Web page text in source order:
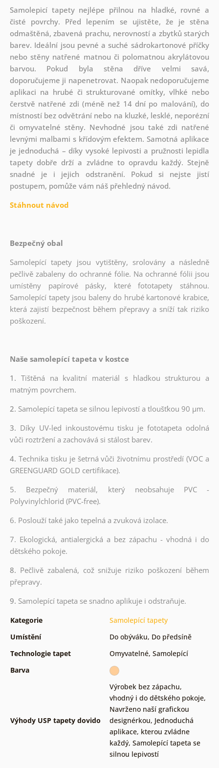
Samolepicí tapety nejlépe přilnou na hladké, rovné a
čisté povrchy. Před lepením se ujistěte, že je stěna
odmaštěná, zbavená prachu, nerovností a zbytků starých
barev. Ideální jsou pevné a suché sádrokartonové příčky
nebo stěny natřené matnou či polomatnou akrylátovou
barvou. Pokud byla stěna dříve velmi savá,
doporučujeme ji napenetrovat. Naopak nedoporučujeme
aplikaci na hrubé či strukturované omítky, vlhké nebo
čerstvě natřené zdi (méně než 14 dní po malování), do
místností bez odvětrání nebo na kluzké, lesklé, neporézní
či omyvatelné stěny. Nevhodné jsou také zdi natřené
levnými malbami s křídovým efektem. Samotná aplikace
je jednoduchá – díky vysoké lepivosti a pružnosti lepidla
tapety dobře drží a zvládne to opravdu každý. Stejně
snadné je i jejich odstranění. Pokud si nejste jistí
postupem, pomůže vám náš přehledný návod.
Stáhnout návod
Bezpečný obal
Samolepící tapety jsou vytištěny, srolovány a následně
pečlivě zabaleny do ochranné fólie. Na ochranné fólii jsou
umístěny papírové pásky, které fototapety stáhnou.
Samolepící tapety jsou baleny do hrubé kartonové krabice,
která zajistí bezpečnost během přepravy a sníží tak riziko
poškození.
Naše samolepící tapeta v kostce
1. Tištěná na kvalitní materiál s hladkou strukturou a
matným povrchem.
2. Samolepící tapeta se silnou lepivostí a tloušťkou 90 µm.
3. Díky UV-led inkoustovému tisku je fototapeta odolná
vůči roztržení a zachovává si stálost barev.
4. Technika tisku je šetrná vůči životnímu prostředí (VOC a
GREENGUARD GOLD certifikace).
5. Bezpečný materiál, který neobsahuje PVC -
Polyvinylchlorid (PVC-free).
6. Poslouží také jako tepelná a zvuková izolace.
7. Ekologická, antialergická a bez zápachu - vhodná i do
dětského pokoje.
8. Pečlivě zabalená, což snižuje riziko poškození během
přepravy.
9. Samolepící tapeta se snadno aplikuje i odstraňuje.
Kategorie
Samolepící tapety
Umístění
Do obýváku, Do předsíně
Technologie tapet
Omyvatelné, Samolepící
Barva
Výhody USP tapety dovido
Výrobek bez zápachu,
vhodný i do dětského pokoje,
Navrženo naší grafickou
designérkou, Jednoduchá
aplikace, kterou zvládne
každý, Samolepící tapeta se
silnou lepivostí